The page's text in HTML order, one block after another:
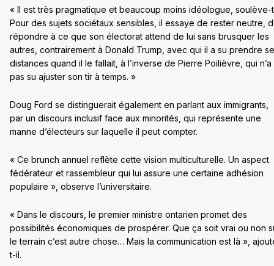
« Il est très pragmatique et beaucoup moins idéologue, soulève-
Pour des sujets sociétaux sensibles, il essaye de rester neutre,
répondre à ce que son électorat attend de lui sans brusquer les
autres, contrairement à Donald Trump, avec qui il a su prendre
distances quand il le fallait, à l’inverse de Pierre Poilièvre, qui n’a
pas su ajuster son tir à temps. »
Doug Ford se distinguerait également en parlant aux immigrants,
par un discours inclusif face aux minorités, qui représente une
manne d’électeurs sur laquelle il peut compter.
« Ce brunch annuel reflète cette vision multiculturelle. Un aspect
fédérateur et rassembleur qui lui assure une certaine adhésion
populaire », observe l’universitaire.
« Dans le discours, le premier ministre ontarien promet des
possibilités économiques de prospérer. Que ça soit vrai ou non
le terrain c’est autre chose… Mais la communication est là »,
t-il.